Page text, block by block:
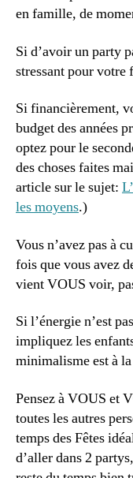
en famille, de
Si d’avoir un party
stressant pour
Si financièrement,
budget des années
optez pour le
des choses faites
article sur le sujet:
les moyens.)
Vous n’avez pas à
fois que vous avez
vient VOUS voir,
Si l’énergie n’est
impliquez les
minimalisme est à
Pensez à VOUS et
toutes les autres
temps des Fêtes
d’aller dans 2